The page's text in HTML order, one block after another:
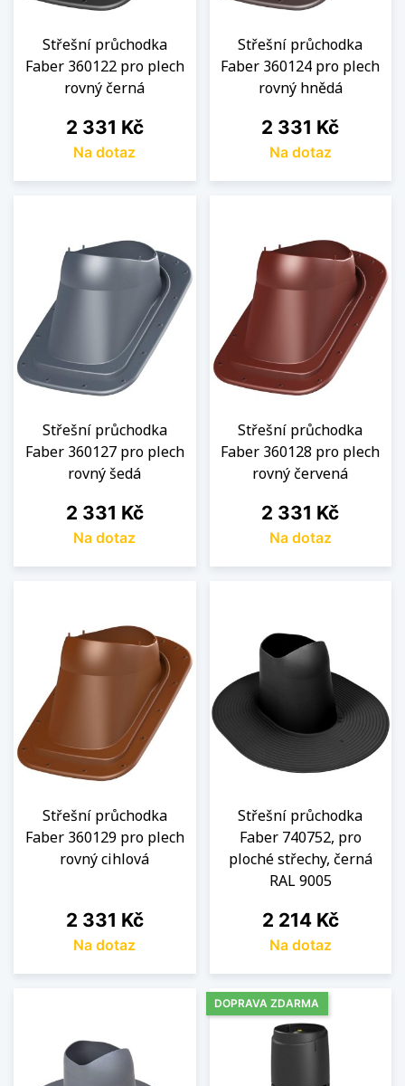
Střešní průchodka
Faber 360122 pro plech
rovný černá
Cena
2 331 Kč
Na dotaz
Střešní průchodka
Faber 360124 pro plech
rovný hnědá
Cena
2 331 Kč
Na dotaz
Střešní průchodka
Faber 360127 pro plech
rovný šedá
Cena
2 331 Kč
Na dotaz
Střešní průchodka
Faber 360128 pro plech
rovný červená
Cena
2 331 Kč
Na dotaz
Střešní průchodka
Faber 360129 pro plech
rovný cihlová
Cena
2 331 Kč
Na dotaz
Střešní průchodka
Faber 740752, pro
ploché střechy, černá
RAL 9005
Cena
2 214 Kč
Na dotaz
DOPRAVA ZDARMA